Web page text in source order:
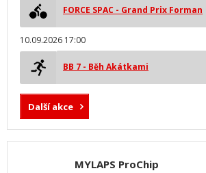
FORCE SPAC - Grand Prix Forman
10.09.2026 17:00
BB 7 - Běh Akátkami
Další akce
MYLAPS ProChip